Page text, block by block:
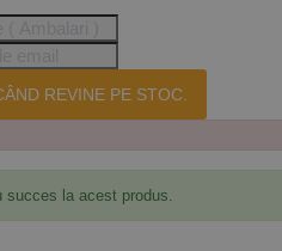
REVINE PE STOC.
succes la acest produs.